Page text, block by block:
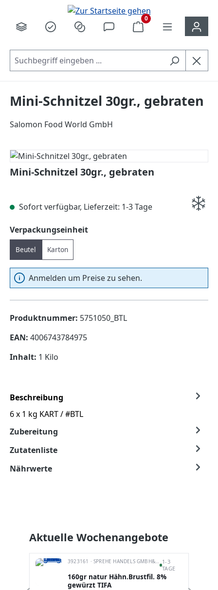
0
Mini-Schnitzel 30gr., gebraten
Salomon Food World GmbH
Bildergalerie überspringen
Mini-Schnitzel 30gr., gebraten
Sofort verfügbar, Lieferzeit: 1-3 Tage
Verpackungseinheitauswählen
Beutel Karton
Anmelden um Preise zu sehen.
Produktnummer: 5751050_BTL
EAN: 4006743784975
Inhalt: 1 Kilo
Beschreibung
6 x 1 kg KART / #BTL
Zubereitung
Zutatenliste
Nährwerte
Aktuelle Wochenangebote
1-3
TAGE
160gr natur Hähn.Brustfil. 8%
gewürzt TIFA